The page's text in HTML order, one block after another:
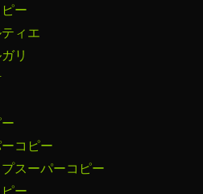
ー
ィエ
リ
コピー
スーパーコピー
ー